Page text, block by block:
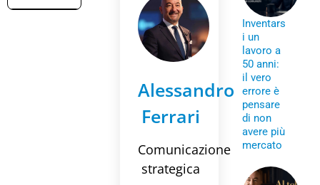
Alessandro
Ferrari
Comunicazione
strategica
Inventars
i un
lavoro a
50 anni:
il vero
errore è
pensare
di non
avere più
mercato